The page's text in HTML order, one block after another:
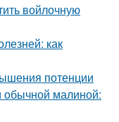
войлочную
как
потенции
обычной малиной: